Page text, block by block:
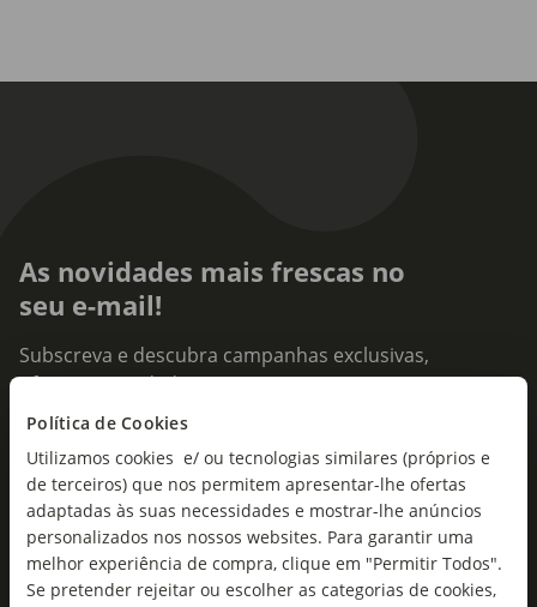
Política de Cookies
Utilizamos cookies e/ ou tecnologias similares (próprios e
de terceiros) que nos permitem apresentar-lhe ofertas
adaptadas às suas necessidades e mostrar-lhe anúncios
personalizados nos nossos websites. Para garantir uma
melhor experiência de compra, clique em "Permitir Todos".
Se pretender rejeitar ou escolher as categorias de cookies,
As novidades mais frescas no
seu e-mail!
Subscreva e descubra campanhas exclusivas,
ofertas e novidades para si.
Insira o seu e-
mail
Subscrever